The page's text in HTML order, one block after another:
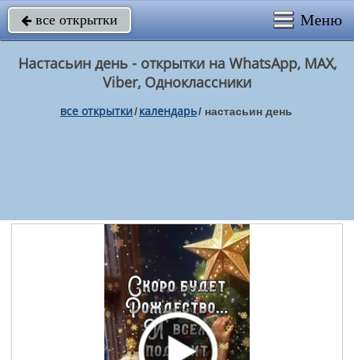
 все открытки Меню
Настасьин день - открытки на WhatsApp, MAX,
Viber, Одноклассники
все открытки/календарь/ настасьин день